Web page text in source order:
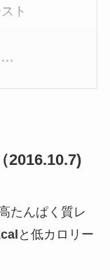
ト
2016.10.7)
たんぱく質レ
と低カロリー